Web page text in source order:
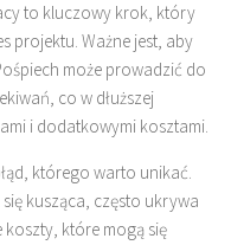
to kluczowy krok, który
projektu. Ważne jest, aby
może prowadzić do
co w dłuższej
i dodatkowymi kosztami.
którego warto unikać.
kusząca, często ukrywa
które mogą się